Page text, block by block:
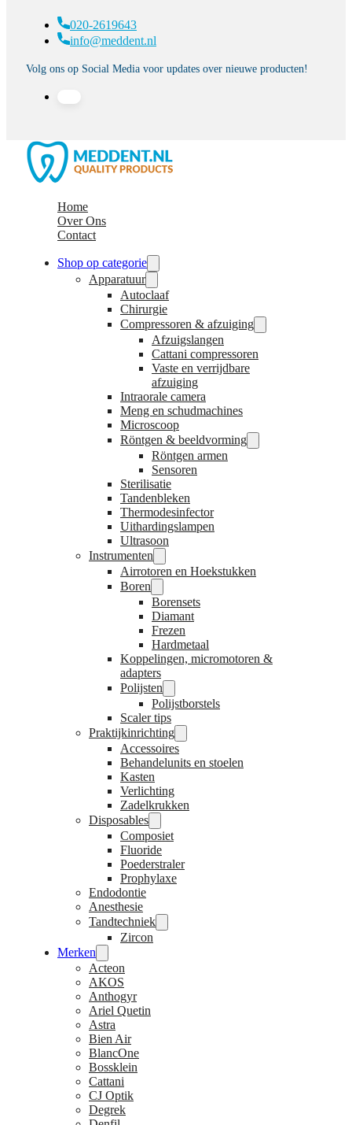
020-2619643
info@meddent.nl
Volg ons op Social Media voor updates over nieuwe producten!
Home
Over Ons
Contact
Shop op categorie
Apparatuur
Autoclaaf
Chirurgie
Compressoren & afzuiging
Afzuigslangen
Cattani compressoren
Vaste en verrijdbare
afzuiging
Intraorale camera
Meng en schudmachines
Microscoop
Röntgen & beeldvorming
Röntgen armen
Sensoren
Sterilisatie
Tandenbleken
Thermodesinfector
Uithardingslampen
Ultrasoon
Instrumenten
Airrotoren en Hoekstukken
Boren
Borensets
Diamant
Frezen
Hardmetaal
Koppelingen, micromotoren &
adapters
Polijsten
Polijstborstels
Scaler tips
Praktijkinrichting
Accessoires
Behandelunits en stoelen
Kasten
Verlichting
Zadelkrukken
Disposables
Composiet
Fluoride
Poederstraler
Prophylaxe
Endodontie
Anesthesie
Tandtechniek
Zircon
Merken
Acteon
AKOS
Anthogyr
Ariel Quetin
Astra
Bien Air
BlancOne
Bossklein
Cattani
CJ Optik
Degrek